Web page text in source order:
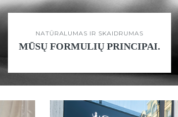
NATŪRALUMAS IR SKAIDRUMAS
MŪSŲ FORMULIŲ PRINCIPAI.